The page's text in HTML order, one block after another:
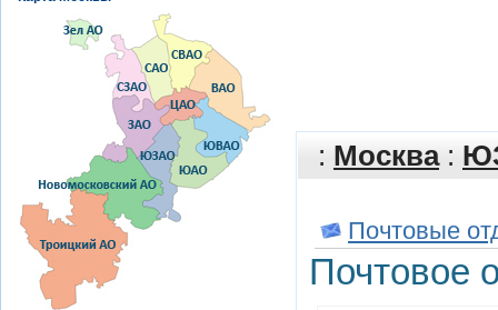
: Москва:
Почтовые
Почтовое